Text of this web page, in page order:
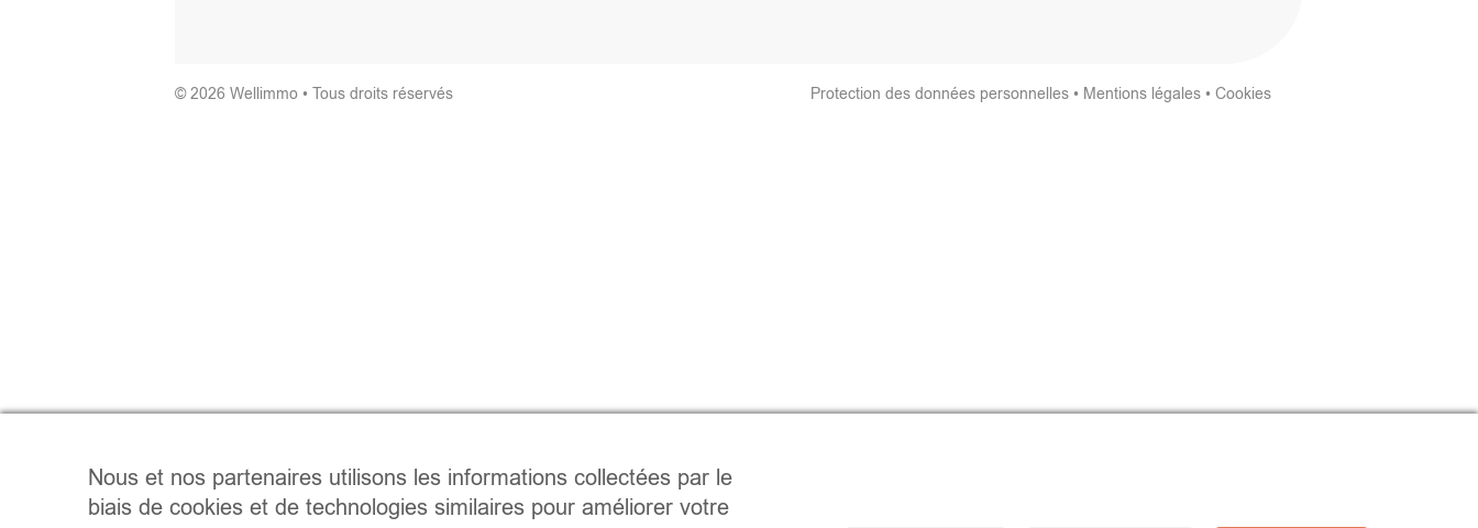
© 2026 Wellimmo • Tous droits réservés Protection des données personnelles • Mentions légales •Cookies
Nous et nos partenaires utilisons les informations collectées par le
biais de cookies et de technologies similaires pour améliorer votre